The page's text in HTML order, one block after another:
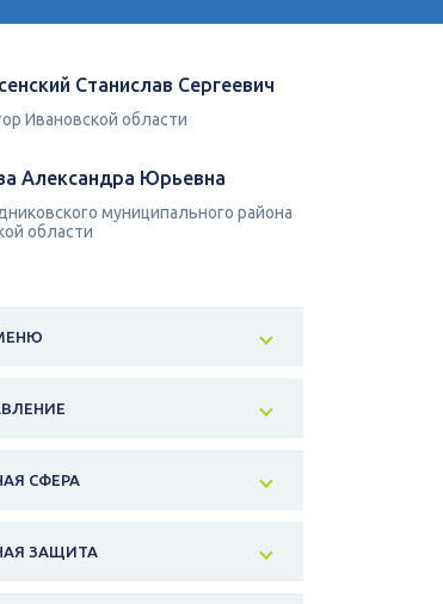
Станислав Сергеевич
Ивановской области
Александра Юрьевна
муниципального района
области
СФЕРА
ЗАЩИТА